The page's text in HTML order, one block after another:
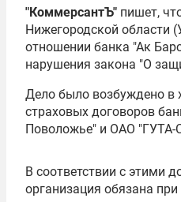
"КоммерсантЪ" пишет,
Нижегородской области
отношении банка "Ак
нарушения закона "О
Дело было возбуждено в
страховых договоров
Поволожье" и ОАО "ГУТА-
В соответствии с этими
организация обязана